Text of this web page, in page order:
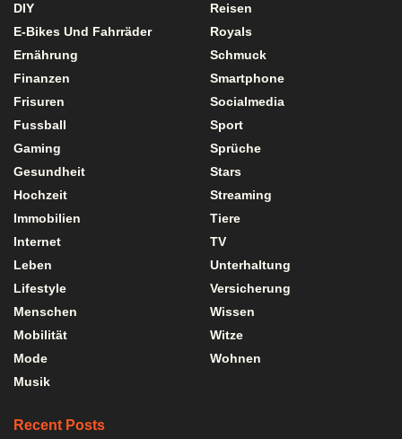
DIY
E-Bikes Und Fahrräder
Ernährung
Finanzen
Frisuren
Fussball
Gaming
Gesundheit
Hochzeit
Immobilien
Internet
Leben
Lifestyle
Menschen
Mobilität
Mode
Musik
Reisen
Royals
Schmuck
Smartphone
Socialmedia
Sport
Sprüche
Stars
Streaming
Tiere
TV
Unterhaltung
Versicherung
Wissen
Witze
Wohnen
Recent Posts